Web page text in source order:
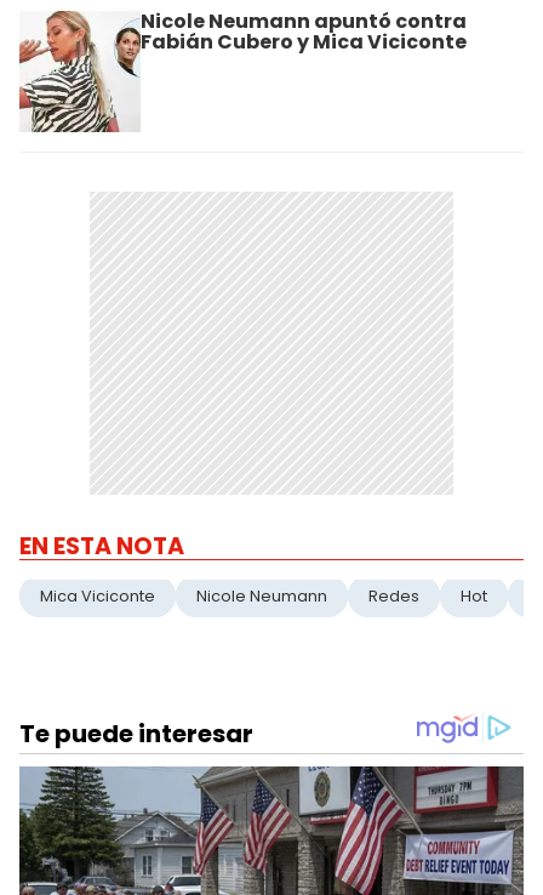
Nicole Neumann apuntó contra
Fabián Cubero y Mica Viciconte
EN ESTA NOTA
Mica Viciconte Nicole Neumann Redes Hot